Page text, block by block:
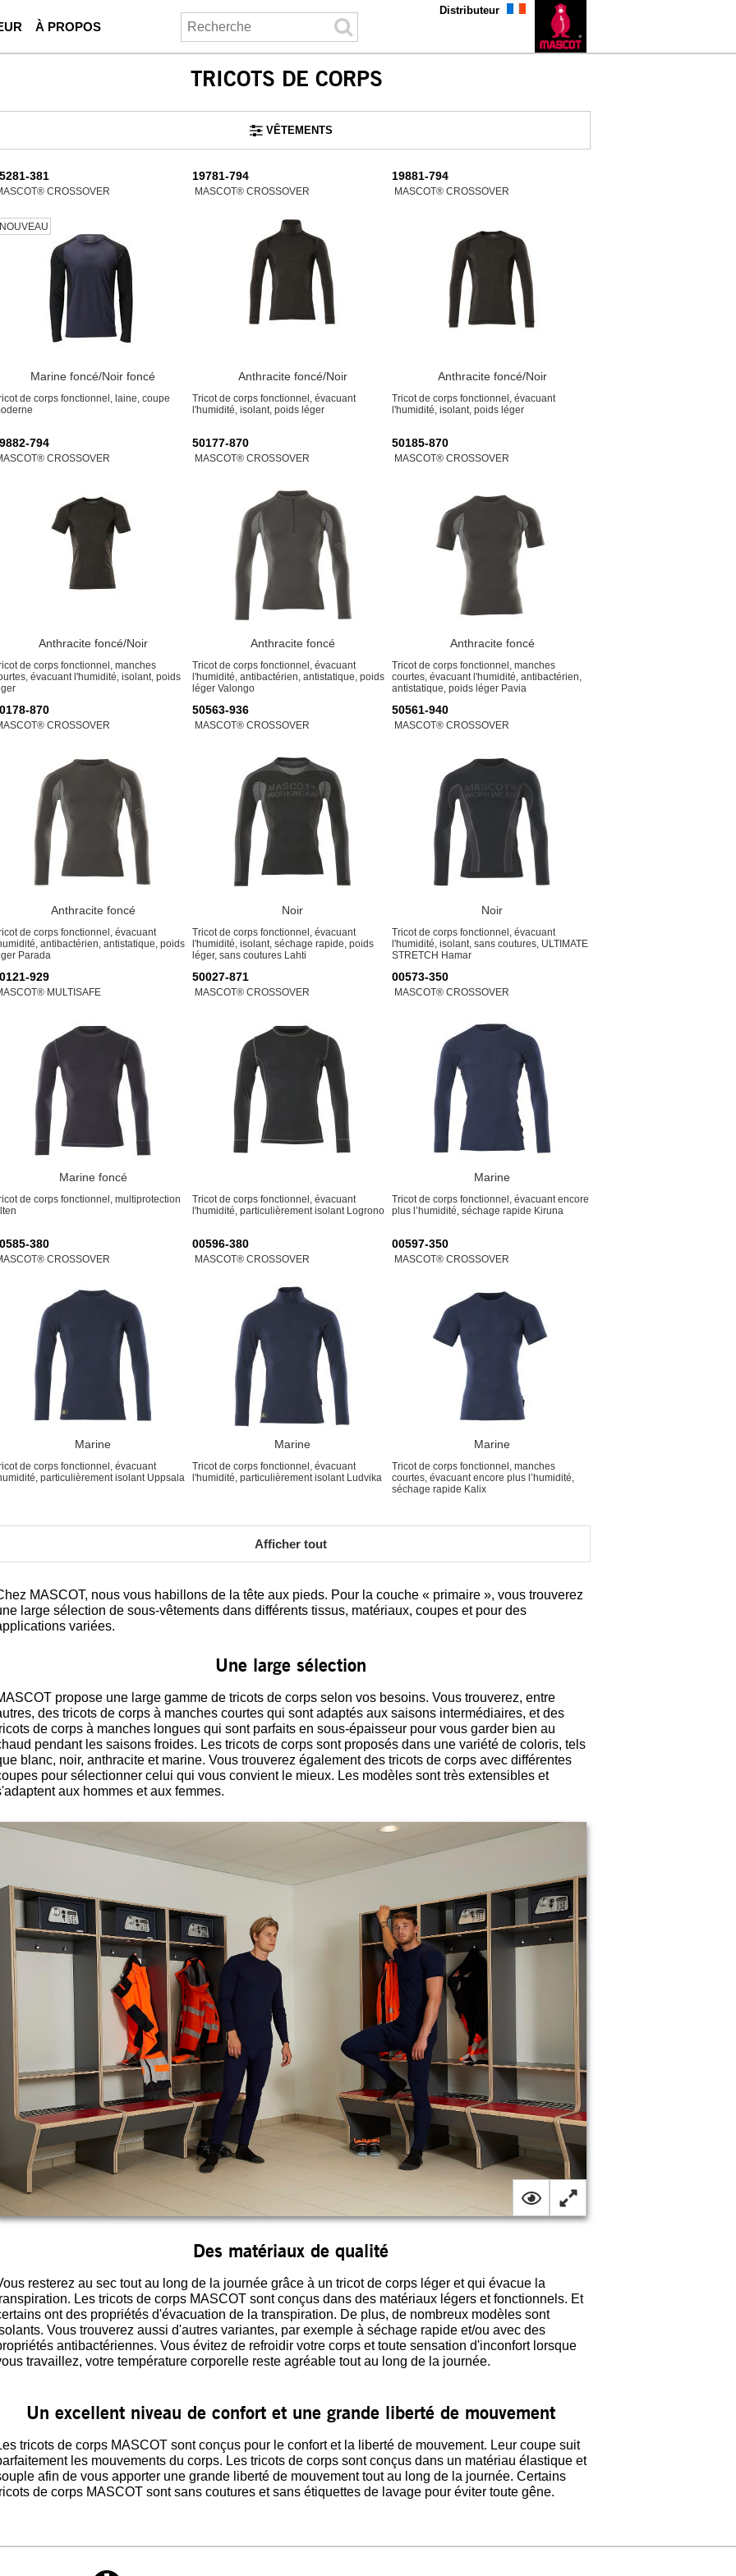
À PROPOS
Distributeur
TRICOTS DE CORPS
VÊTEMENTS
381
CROSSOVER
NOUVEAU
Marine foncé/Noir foncé
de corps fonctionnel, laine, coupe
19781-794
MASCOT® CROSSOVER
Anthracite foncé/Noir
Tricot de corps fonctionnel, évacuant
l'humidité, isolant, poids léger
19881-794
MASCOT® CROSSOVER
Anthracite foncé/Noir
Tricot de corps fonctionnel, évacuant
l'humidité, isolant, poids léger
794
CROSSOVER
Anthracite foncé/Noir
de corps fonctionnel, manches
évacuant l'humidité, isolant, poids
50177-870
MASCOT® CROSSOVER
Anthracite foncé
Tricot de corps fonctionnel, évacuant
l'humidité, antibactérien, antistatique, poids
léger Valongo
50185-870
MASCOT® CROSSOVER
Anthracite foncé
Tricot de corps fonctionnel, manches
courtes, évacuant l'humidité, antibactérien,
antistatique, poids léger Pavia
870
CROSSOVER
Anthracite foncé
de corps fonctionnel, évacuant
antibactérien, antistatique, poids
Parada
50563-936
MASCOT® CROSSOVER
Noir
Tricot de corps fonctionnel, évacuant
l'humidité, isolant, séchage rapide, poids
léger, sans coutures Lahti
50561-940
MASCOT® CROSSOVER
Noir
Tricot de corps fonctionnel, évacuant
l'humidité, isolant, sans coutures, ULTIMATE
STRETCH Hamar
929
MULTISAFE
Marine foncé
de corps fonctionnel, multiprotection
50027-871
MASCOT® CROSSOVER
Tricot de corps fonctionnel, évacuant
l'humidité, particulièrement isolant Logrono
00573-350
MASCOT® CROSSOVER
Marine
Tricot de corps fonctionnel, évacuant encore
plus l’humidité, séchage rapide Kiruna
380
CROSSOVER
Marine
de corps fonctionnel, évacuant
particulièrement isolant Uppsala
00596-380
MASCOT® CROSSOVER
Marine
Tricot de corps fonctionnel, évacuant
l'humidité, particulièrement isolant Ludvika
00597-350
MASCOT® CROSSOVER
Marine
Tricot de corps fonctionnel, manches
courtes, évacuant encore plus l’humidité,
séchage rapide Kalix
Afficher tout
MASCOT, nous vous habillons de la tête aux pieds. Pour la couche « primaire », vous trouverez
large sélection de sous-vêtements dans différents tissus, matériaux, coupes et pour des
variées.
Une large sélection
propose une large gamme de tricots de corps selon vos besoins. Vous trouverez, entre
des tricots de corps à manches courtes qui sont adaptés aux saisons intermédiaires, et des
de corps à manches longues qui sont parfaits en sous-épaisseur pour vous garder bien au
pendant les saisons froides. Les tricots de corps sont proposés dans une variété de coloris, tels
blanc, noir, anthracite et marine. Vous trouverez également des tricots de corps avec différentes
pour sélectionner celui qui vous convient le mieux. Les modèles sont très extensibles et
aux hommes et aux femmes.
Des matériaux de qualité
resterez au sec tout au long de la journée grâce à un tricot de corps léger et qui évacue la
Les tricots de corps MASCOT sont conçus dans des matériaux légers et fonctionnels. Et
ont des propriétés d'évacuation de la transpiration. De plus, de nombreux modèles sont
Vous trouverez aussi d'autres variantes, par exemple à séchage rapide et/ou avec des
antibactériennes. Vous évitez de refroidir votre corps et toute sensation d'inconfort lorsque
travaillez, votre température corporelle reste agréable tout au long de la journée.
Un excellent niveau de confort et une grande liberté de mouvement
tricots de corps MASCOT sont conçus pour le confort et la liberté de mouvement. Leur coupe suit
les mouvements du corps. Les tricots de corps sont conçus dans un matériau élastique et
afin de vous apporter une grande liberté de mouvement tout au long de la journée. Certains
de corps MASCOT sont sans coutures et sans étiquettes de lavage pour éviter toute gêne.